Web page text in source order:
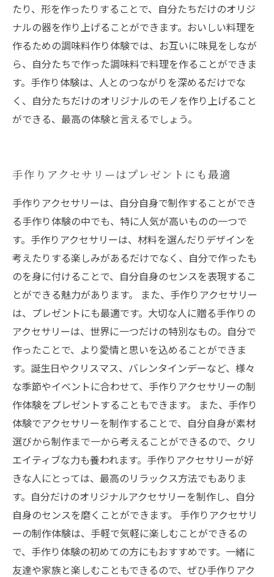
たり、形を作ったりすることで、自分たちだけのオリジ
ナルの器を作り上げることができます。おいしい料理を
作るための調味料作り体験では、お互いに味見をしなが
ら、自分たちで作った調味料で料理を作ることができま
す。手作り体験は、人とのつながりを深めるだけでな
く、自分たちだけのオリジナルのモノを作り上げること
ができる、最高の体験と言えるでしょう。
手作りアクセサリーはプレゼントにも最適
手作りアクセサリーは、自分自身で制作することができ
る手作り体験の中でも、特に人気が高いものの一つで
す。手作りアクセサリーは、材料を選んだりデザインを
考えたりする楽しみがあるだけでなく、自分で作ったも
のを身に付けることで、自分自身のセンスを表現するこ
とができる魅力があります。 また、手作りアクセサリー
は、プレゼントにも最適です。大切な人に贈る手作りの
アクセサリーは、世界に一つだけの特別なもの。自分で
作ったことで、より愛情と思いを込めることができま
す。誕生日やクリスマス、バレンタインデーなど、様々
な季節やイベントに合わせて、手作りアクセサリーの制
作体験をプレゼントすることもできます。 また、手作り
体験でアクセサリーを制作することで、自分自身が素材
選びから制作まで一から考えることができるので、クリ
エイティブな力も養われます。手作りアクセサリーが好
きな人にとっては、最高のリラックス方法でもありま
す。自分だけのオリジナルアクセサリーを制作し、自分
自身のセンスを磨くことができます。 手作りアクセサリ
ーの制作体験は、手軽で気軽に楽しむことができるの
で、手作り体験の初めての方にもおすすめです。一緒に
友達や家族と楽しむこともできるので、ぜひ手作りアク